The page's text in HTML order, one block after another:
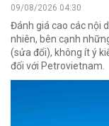
09/08/2026 04:30
Đánh giá cao các nội
nhiên, bên cạnh
(sửa đổi), không ít ý
đối với Petrovietnam.